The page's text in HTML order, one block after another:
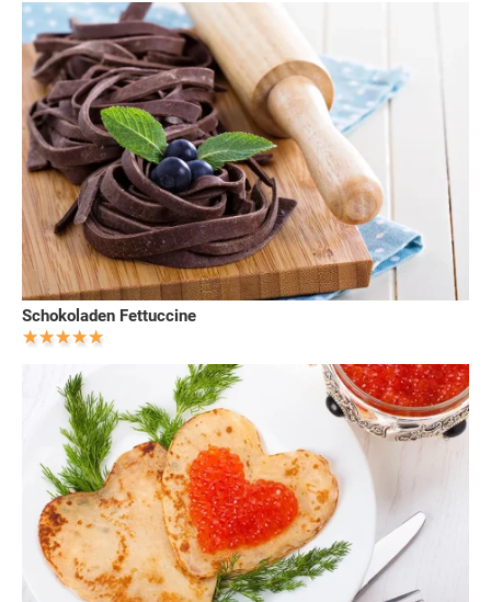
Schokoladen Fettuccine